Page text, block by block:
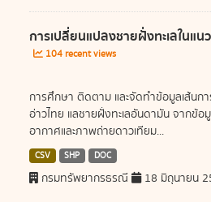
การเปลี่ยนแปลงชายฝั่งทะเลในแน
104 recent views
การศึกษา ติดตาม และจัดทำข้อมูลเส้นกา
อ่าวไทย แลชายฝั่งทะเลอันดามัน จากข้
อากาศและภาพถ่ายดาวเทียม...
CSV SHP DOC
กรมทรัพยากรธรณี 18 มิถุนายน